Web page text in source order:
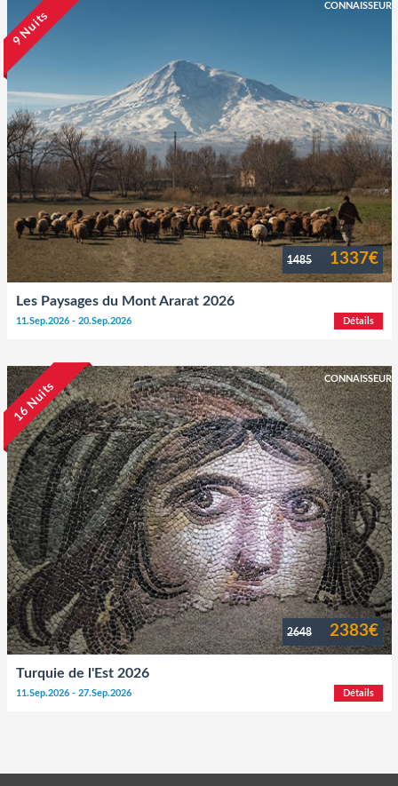
9 Nuits
CONNAISSEUR
1485 1337€
Les Paysages du Mont Ararat 2026
11.Sep.2026 - 20.Sep.2026 Détails
16 Nuits
CONNAISSEUR
2648 2383€
Turquie de l'Est 2026
11.Sep.2026 - 27.Sep.2026 Détails